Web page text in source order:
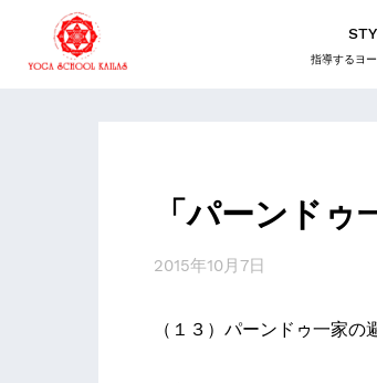
指導するヨ
「パーンドゥ
2015年10月7日
（１３）パーンドゥ一家の